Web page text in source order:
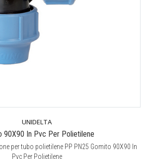
UNIDELTA
90X90 In Pvc Per Polietilene
per tubo polietilene PP PN25 Gomito 90X90 In
Pvc Per Polietilene